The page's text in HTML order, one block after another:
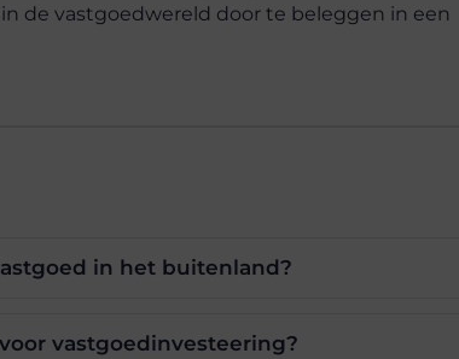
de vastgoedwereld door te beleggen in een
in het buitenland?
vastgoedinvesteering?